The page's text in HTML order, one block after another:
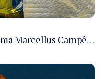
União Progressista confirma Marcellus Campêlo como candidato a deputado estadual